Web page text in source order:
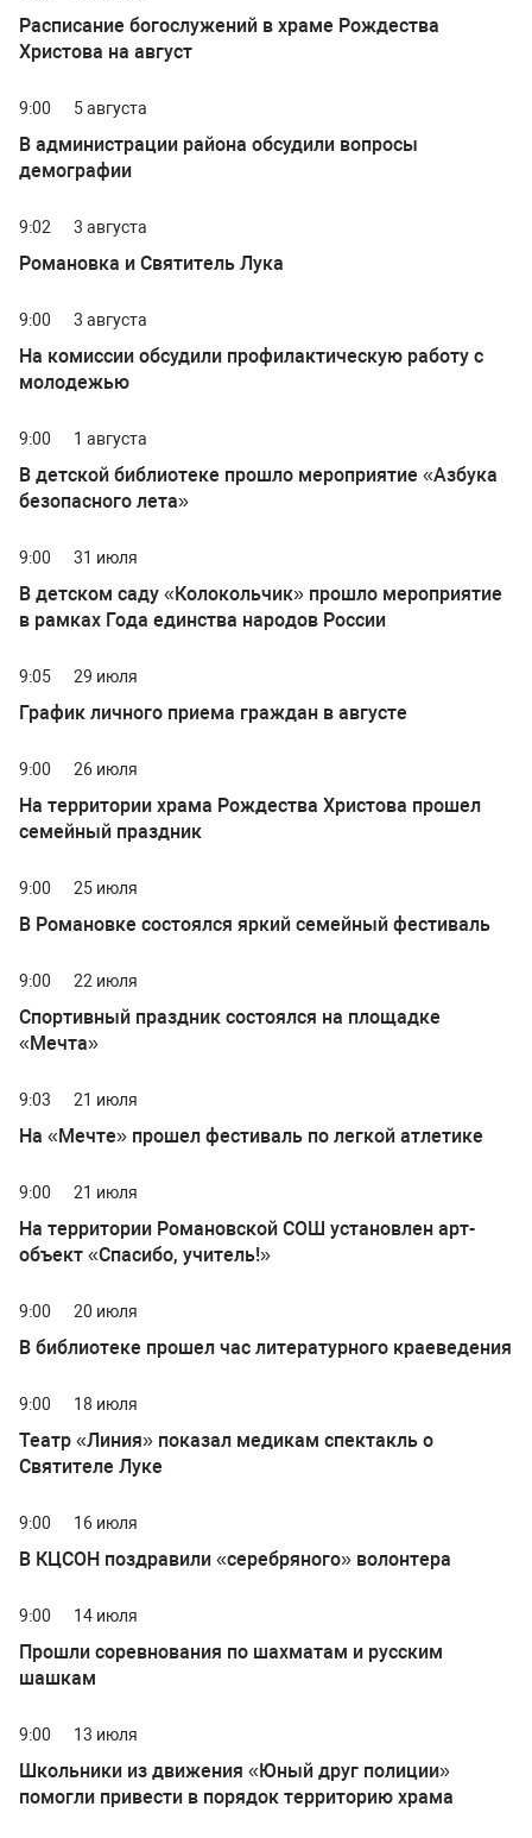
Расписание богослужений в храме Рождества
Христова на август
9:00 5 августа
В администрации района обсудили вопросы
демографии
9:02 3 августа
Романовка и Святитель Лука
9:00 3 августа
На комиссии обсудили профилактическую работу с
молодежью
9:00 1 августа
В детской библиотеке прошло мероприятие «Азбука
безопасного лета»
9:00 31 июля
В детском саду «Колокольчик» прошло мероприятие
в рамках Года единства народов России
9:05 29 июля
График личного приема граждан в августе
9:00 26 июля
На территории храма Рождества Христова прошел
семейный праздник
9:00 25 июля
В Романовке состоялся яркий семейный фестиваль
9:00 22 июля
Спортивный праздник состоялся на площадке
«Мечта»
9:03 21 июля
На «Мечте» прошел фестиваль по легкой атлетике
9:00 21 июля
На территории Романовской СОШ установлен арт-
объект «Спасибо, учитель!»
9:00 20 июля
В библиотеке прошел час литературного краеведения
9:00 18 июля
Театр «Линия» показал медикам спектакль о
Святителе Луке
9:00 16 июля
В КЦСОН поздравили «серебряного» волонтера
9:00 14 июля
Прошли соревнования по шахматам и русским
шашкам
9:00 13 июля
Школьники из движения «Юный друг полиции»
помогли привести в порядок территорию храма